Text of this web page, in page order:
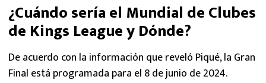
¿Cuándo sería el Mundial de Clubes
de Kings League y Dónde?
De acuerdo con la información que reveló Piqué, la Gran
Final está programada para el 8 de junio de 2024.